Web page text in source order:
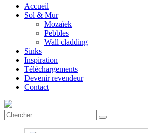
Accueil
Sol & Mur
Mozaïek
Pebbles
Wall cladding
Sinks
Inspiration
Téléchargements
Devenir revendeur
Contact